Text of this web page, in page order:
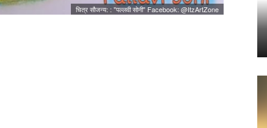
चित्र सौजन्य: : "पल्लवी सोनी"Facebook: @ItzArtZone